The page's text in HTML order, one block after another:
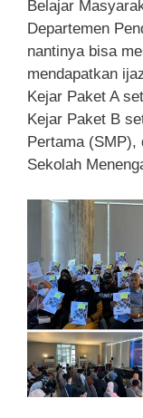
Belajar
Departemen
nantinya bisa
mendapatkan
Kejar Paket A
Kejar Paket B
Pertama (SMP),
Sekolah